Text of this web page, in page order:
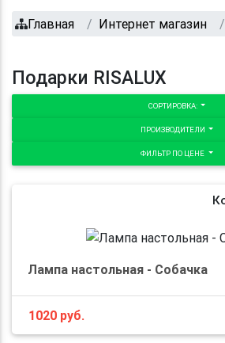
Главная Интернет магазин
Подарки RISALUX
СОРТИРОВКА:
ПРОИЗВОДИТЕЛИ
ФИЛЬТР ПО ЦЕНЕ
Лампа настольная - Собачка
1020 руб.